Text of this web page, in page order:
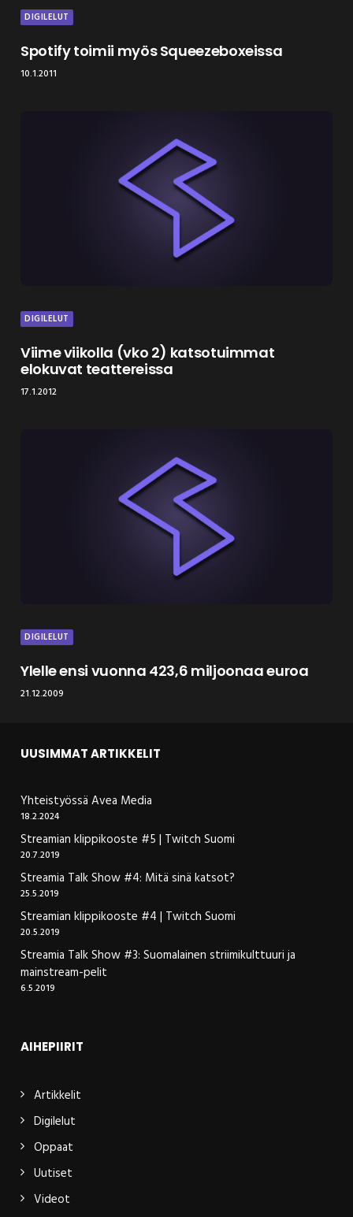
DIGILELUT
Spotify toimii myös Squeezeboxeissa
10.1.2011
DIGILELUT
Viime viikolla (vko 2) katsotuimmat
elokuvat teattereissa
17.1.2012
DIGILELUT
Ylelle ensi vuonna 423,6 miljoonaa euroa
21.12.2009
UUSIMMAT ARTIKKELIT
Yhteistyössä Avea Media
18.2.2024
Streamian klippikooste #5 | Twitch Suomi
20.7.2019
Streamia Talk Show #4: Mitä sinä katsot?
25.5.2019
Streamian klippikooste #4 | Twitch Suomi
20.5.2019
Streamia Talk Show #3: Suomalainen striimikulttuuri ja
mainstream-pelit
6.5.2019
AIHEPIIRIT
Artikkelit
Digilelut
Oppaat
Uutiset
Videot